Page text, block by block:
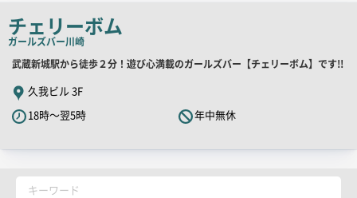
ピ
ー
チェリーボム
ガールズバー川崎
店
舗
PR
キ
チ
武蔵新城駅から徒歩２分！遊び心満載のガールズバー【チェリーボム】です!!
久我ビル 3F
18時～翌5時
年中無休
キーワード